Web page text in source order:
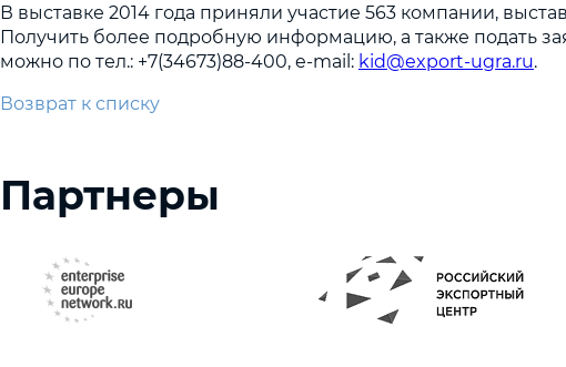
В выставке 2014 года приняли участие 563 компании,
Получить более подробную информацию, а также подать
можно по тел.: +7(34673)88-400, e-mail: kid@export-ugra.ru.
Возврат к списку
Партнеры